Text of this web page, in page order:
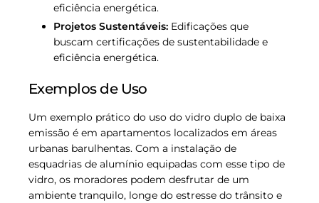
eficiência energética.
Projetos Sustentáveis: Edificações que
buscam certificações de sustentabilidade e
eficiência energética.
Exemplos de Uso
Um exemplo prático do uso do vidro duplo de baixa
emissão é em apartamentos localizados em áreas
urbanas barulhentas. Com a instalação de
esquadrias de alumínio equipadas com esse tipo de
vidro, os moradores podem desfrutar de um
ambiente tranquilo, longe do estresse do trânsito e